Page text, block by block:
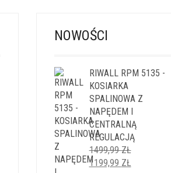
NOWOŚCI
RIWALL RPM 5135 -
KOSIARKA
SPALINOWA Z
NAPĘDEM I
CENTRALNĄ
REGULACJĄ
1499,99ZŁ
PIERWOTNA
1199,99 ZŁ